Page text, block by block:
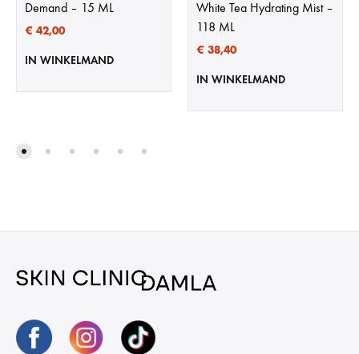
Demand – 15 ML
€ 42,00
IN WINKELMAND
White Tea Hydrating Mist –
118 ML
€ 38,40
IN WINKELMAND